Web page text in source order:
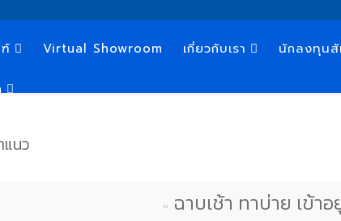
Virtual Showroom เกี่ยวกับเรา นักลงทุน
นว
ฉาบเช้า ทาบ่าย เข้า